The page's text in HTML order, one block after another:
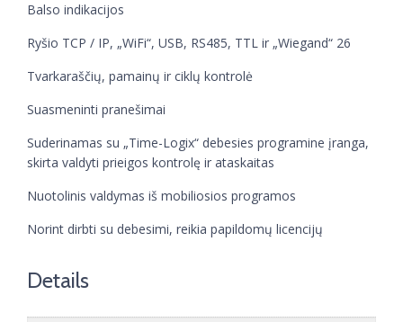
Balso indikacijos
Ryšio TCP / IP, „WiFi“, USB, RS485, TTL ir „Wiegand“ 26
Tvarkaraščių, pamainų ir ciklų kontrolė
Suasmeninti pranešimai
Suderinamas su „Time-Logix“ debesies programine įranga,
skirta valdyti prieigos kontrolę ir ataskaitas
Nuotolinis valdymas iš mobiliosios programos
Norint dirbti su debesimi, reikia papildomų licencijų
Details